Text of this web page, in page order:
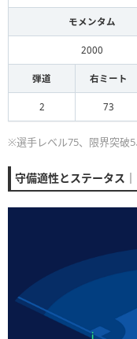
モメンタム
2000
弾道 右ミート
2 73
※選手レベル75、限界突破
守備適性とステータス